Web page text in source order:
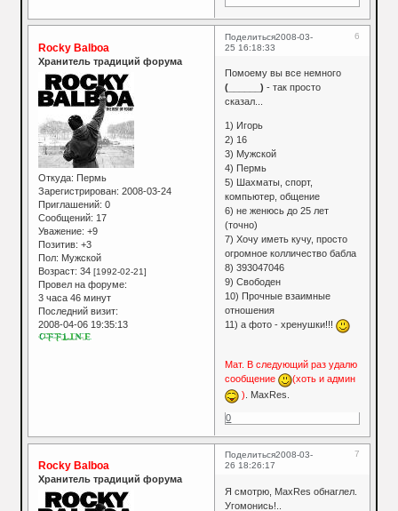
Поделиться 6
2008-03-
25 16:18:33
Rocky Balboa
Хранитель традиций форума
Откуда: Пермь
Зарегистрирован: 2008-03-24
Приглашений: 0
Сообщений: 17
Уважение: +9
Позитив: +3
Пол: Мужской
Возраст: 34[1992-02-21]
Провел на форуме:
3 часа 46 минут
Последний визит:
2008-04-06 19:35:13
Помоему вы все немного
(______) - так просто
сказал...
1) Игорь
2) 16
3) Мужской
4) Пермь
5) Шахматы, спорт,
компьютер, общение
6) не женюсь до 25 лет
(точно)
7) Хочу иметь кучу, просто
огромное колличество бабла
8) 393047046
9) Свободен
10) Прочные взаимные
отношения
11) а фото - хренушки!!!
Мат. В следующий раз удалю
сообщение
(хоть и админ
)
. MaxRes.
0
Поделиться 7
2008-03-
26 18:26:17
Rocky Balboa
Хранитель традиций форума
Я смотрю, MaxRes обнаглел.
Угомонись!..